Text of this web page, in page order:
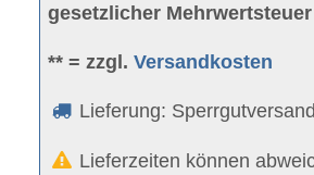
gesetzlicher Mehrwertsteuer
** = zzgl.Versandkosten
Lieferung: Sperrgutversand
Lieferzeiten können